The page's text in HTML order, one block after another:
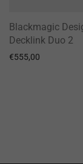
Blackmagic
Decklink Duo 2
€555,00